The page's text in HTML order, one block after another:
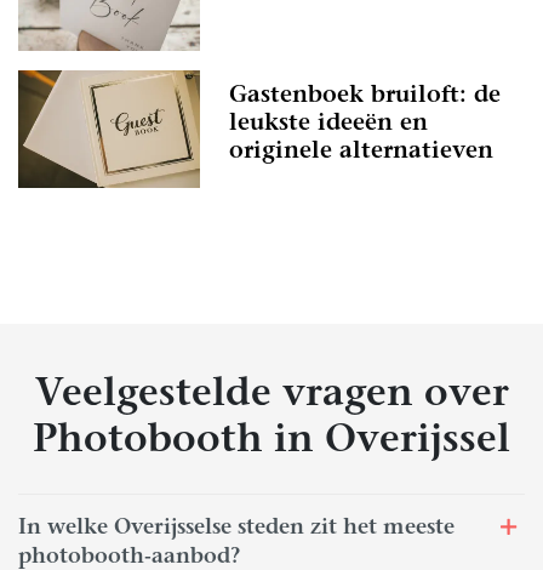
Gastenboek bruiloft: de
leukste ideeën en
originele alternatieven
Veelgestelde vragen over
Photobooth in Overijssel
In welke Overijsselse steden zit het meeste
photobooth-aanbod?